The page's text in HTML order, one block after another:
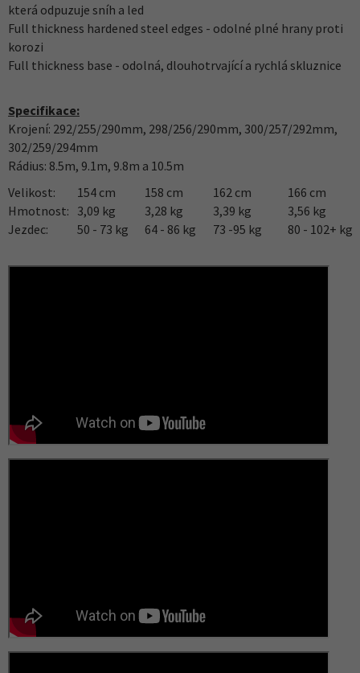
která odpuzuje sníh a led
Full thickness hardened steel edges - odolné plné hrany proti
korozi
Full thickness base - odolná, dlouhotrvající a rychlá skluznice
Specifikace:
Krojení: 292/255/290mm, 298/256/290mm, 300/257/292mm,
302/259/294mm
Rádius: 8.5m, 9.1m, 9.8m a 10.5m
Velikost:
154 cm 158 cm 162 cm
166 cm
Hmotnost: 3,09 kg 3,28 kg 3,39 kg
3,56 kg
Jezdec:
50 - 73 kg 64 - 86 kg 73 -95 kg 80 - 102+ kg